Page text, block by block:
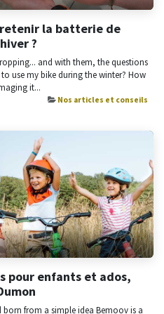
la batterie de
?
and with them, the questions
use my bike during the winter? How
it...
Nos articles et conseils
pour enfants et ados,
from a simple idea Bemoov is a